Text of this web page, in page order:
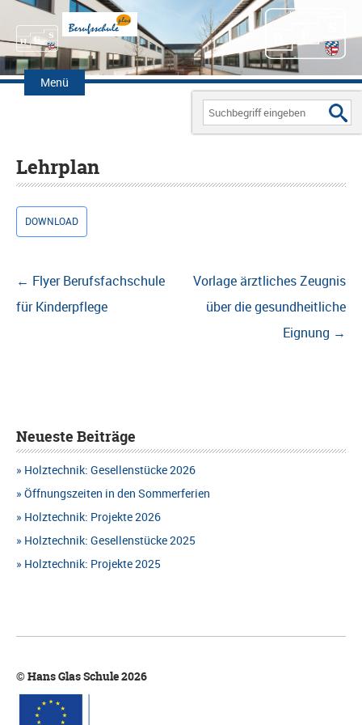
Menü
Zum
Inhalt
Search
for:
Lehrplan
DOWNLOAD
Beitragsnavigation
← Flyer Berufsfachschule
für Kinderpflege
Vorlage ärztliches Zeugnis
über die gesundheitliche
Eignung →
Neueste Beiträge
Holztechnik: Gesellenstücke 2026
Öffnungszeiten in den Sommerferien
Holztechnik: Projekte 2026
Holztechnik: Gesellenstücke 2025
Holztechnik: Projekte 2025
© Hans Glas Schule 2026